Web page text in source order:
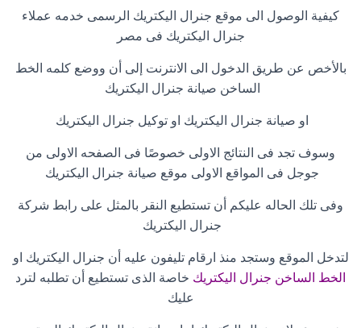
كيفية الوصول الى موقع جنرال اليكتريك الرسمى خدمه عملاء
جنرال اليكتريك فى مصر
بالأخص عن طريق الدخول الى الانترنت إلى أن ووضع كلمه الخط
الساخن صيانة جنرال اليكتريك
او صيانة جنرال اليكتريك او توكيل جنرال اليكتريك
وسوف تجد فى النتائج الاولى خصوصًا فى الصفحه الاولى من
جوجل فى المواقع الاولى موقع صيانة جنرال اليكتريك
وفى تلك الحاله عليكم أن تستطيع النقر بالمثل على رابط شركة
جنرال اليكتريك
لتدخل الموقع وستجد منذ ارقام تليفون عليه أن جنرال اليكتريك او
الخط الساخن جنرال اليكتريك خاصة الذى تستطيع أن تطلبه لترد
عليك